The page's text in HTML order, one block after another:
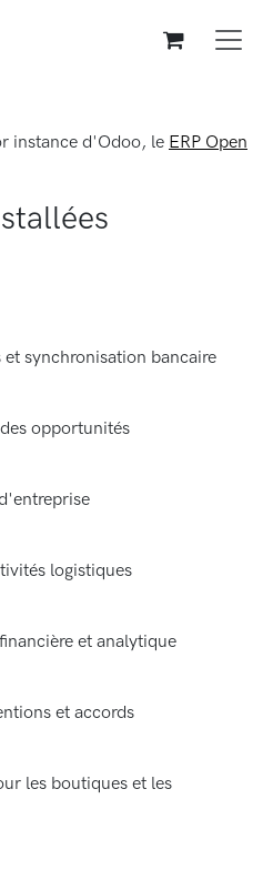
instance d'Odoo, le ERP Open
synchronisation bancaire
opportunités
logistiques
et analytique
et accords
les boutiques et les